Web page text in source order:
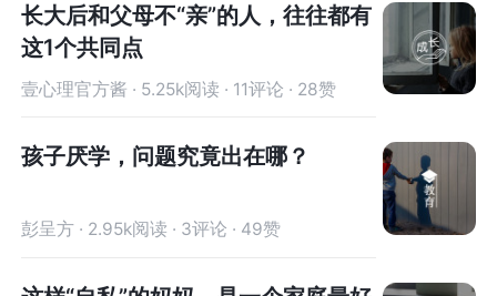
长大后和父母不“亲”的人，往往都有
这1个共同点
壹心理官方酱 · 5.25k阅读 · 11评论 · 28赞
孩子厌学，问题究竟出在哪？
彭呈方 · 2.95k阅读 · 3评论 · 49赞